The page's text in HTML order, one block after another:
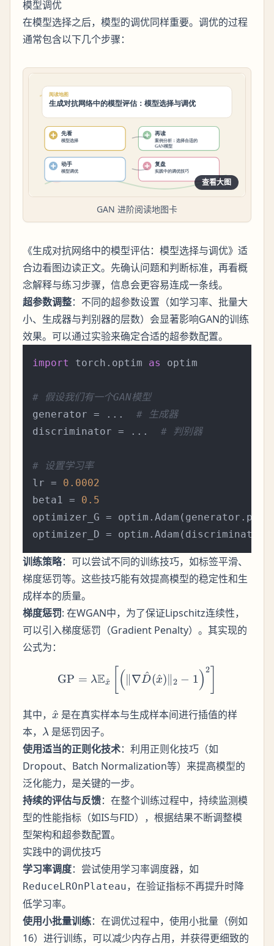
模型调优
在模型选择之后，模型的调优同样重要。调优的过程
通常包含以下几个步骤：
查看大图
GAN 进阶阅读地图卡
《生成对抗网络中的模型评估：模型选择与调优》适
合边看图边读正文。先确认问题和判断标准，再看概
念解释与练习步骤，信息会更容易连成一条线。
超参数调整：不同的超参数设置（如学习率、批量大
小、生成器与判别器的层数）会显著影响GAN的训练
效果。可以通过实验来确定合适的超参数配置。
import torch.optim as optim
# 假设我们有一个GAN模型
generator = ... # 生成器
discriminator = ... # 判别器
# 设置学习率
lr = 0.0002
beta1 = 0.5
optimizer_G =
optimizer_D =
训练策略：可以尝试不同的训练技巧，如标签平滑、
梯度惩罚等。这些技巧能有效提高模型的稳定性和生
成样本的质量。
梯度惩罚: 在WGAN中，为了保证Lipschitz连续性，
可以引入梯度惩罚（Gradient Penalty）。其实现的
公式为：
\text{GP} = \lambda
GP = λEx
^ ( ∥∇D
^(x
^) ∥2 − 1)2
其中， \hat{x}
x
^ 是在真实样本与生成样本间进行插值的样
本， \lambda
λ 是惩罚因子。
使用适当的正则化技术：利用正则化技巧（如
Dropout、Batch Normalization等）来提高模型的
泛化能力，是关键的一步。
持续的评估与反馈：在整个训练过程中，持续监测模
型的性能指标（如IS与FID），根据结果不断调整模
型架构和超参数配置。
实践中的调优技巧
学习率调度：尝试使用学习率调度器，如
ReduceLROnPlateau，在验证指标不再提升时降
低学习率。
使用小批量训练：在调优过程中，使用小批量（例如
16）进行训练，可以减少内存占用，并获得更细致的